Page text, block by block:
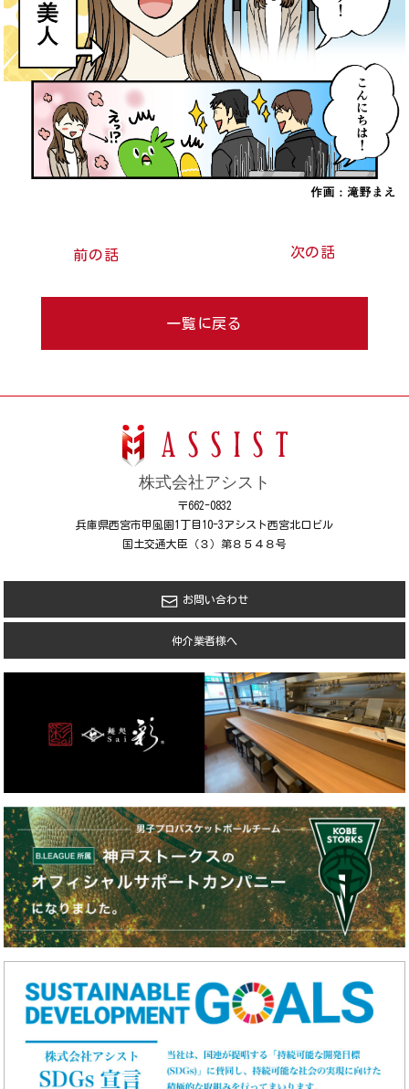
前の話 次の話
一覧に戻る
株式会社アシスト
〒662-0832
兵庫県西宮市甲風園1丁目10-3アシスト西宮北口ビル
国土交通大臣（３）第８５４８号
お問い合わせ
仲介業者様へ